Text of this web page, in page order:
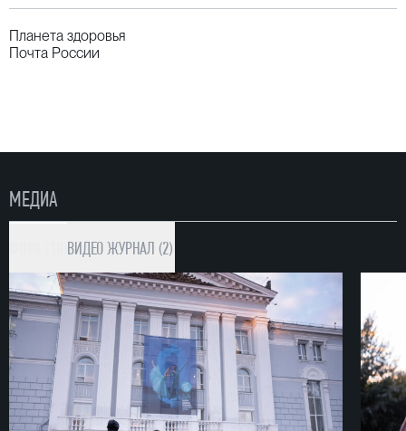
Планета здоровья
Почта России
МЕДИА
ВИДЕОЖУРНАЛ (2)